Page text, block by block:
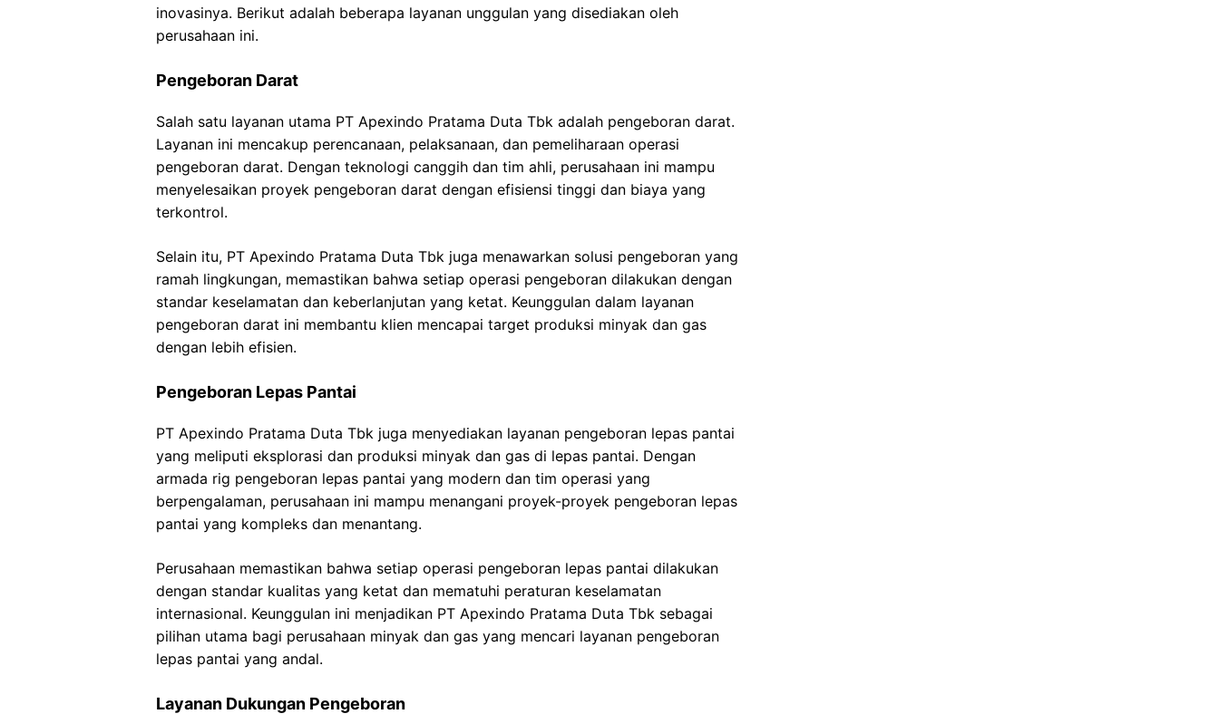
inovasinya. Berikut adalah beberapa layanan unggulan yang disediakan oleh
perusahaan ini.
Pengeboran Darat
Salah satu layanan utama PT Apexindo Pratama Duta Tbk adalah pengeboran darat.
Layanan ini mencakup perencanaan, pelaksanaan, dan pemeliharaan operasi
pengeboran darat. Dengan teknologi canggih dan tim ahli, perusahaan ini mampu
menyelesaikan proyek pengeboran darat dengan efisiensi tinggi dan biaya yang
terkontrol.
Selain itu, PT Apexindo Pratama Duta Tbk juga menawarkan solusi pengeboran yang
ramah lingkungan, memastikan bahwa setiap operasi pengeboran dilakukan dengan
standar keselamatan dan keberlanjutan yang ketat. Keunggulan dalam layanan
pengeboran darat ini membantu klien mencapai target produksi minyak dan gas
dengan lebih efisien.
Pengeboran Lepas Pantai
PT Apexindo Pratama Duta Tbk juga menyediakan layanan pengeboran lepas pantai
yang meliputi eksplorasi dan produksi minyak dan gas di lepas pantai. Dengan
armada rig pengeboran lepas pantai yang modern dan tim operasi yang
berpengalaman, perusahaan ini mampu menangani proyek-proyek pengeboran lepas
pantai yang kompleks dan menantang.
Perusahaan memastikan bahwa setiap operasi pengeboran lepas pantai dilakukan
dengan standar kualitas yang ketat dan mematuhi peraturan keselamatan
internasional. Keunggulan ini menjadikan PT Apexindo Pratama Duta Tbk sebagai
pilihan utama bagi perusahaan minyak dan gas yang mencari layanan pengeboran
lepas pantai yang andal.
Layanan Dukungan Pengeboran